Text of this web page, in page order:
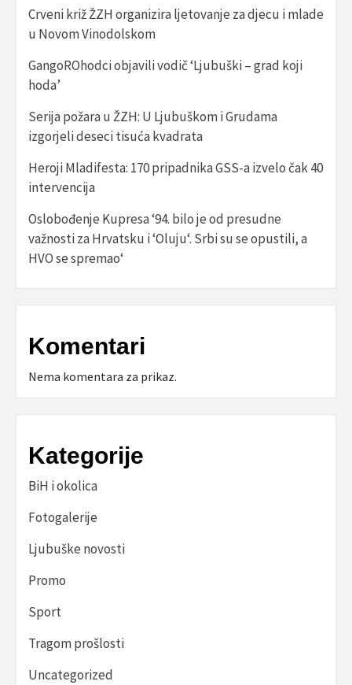
Crveni križ ŽZH organizira ljetovanje za djecu i mlade
u Novom Vinodolskom
GangoROhodci objavili vodič ‘Ljubuški – grad koji
hoda’
Serija požara u ŽZH: U Ljubuškom i Grudama
izgorjeli deseci tisuća kvadrata
Heroji Mladifesta: 170 pripadnika GSS-a izvelo čak 40
intervencija
Oslobođenje Kupresa ‘94. bilo je od presudne
važnosti za Hrvatsku i ‘Oluju‘. Srbi su se opustili, a
HVO se spremao‘
Komentari
Nema komentara za prikaz.
Kategorije
BiH i okolica
Fotogalerije
Ljubuške novosti
Promo
Sport
Tragom prošlosti
Uncategorized